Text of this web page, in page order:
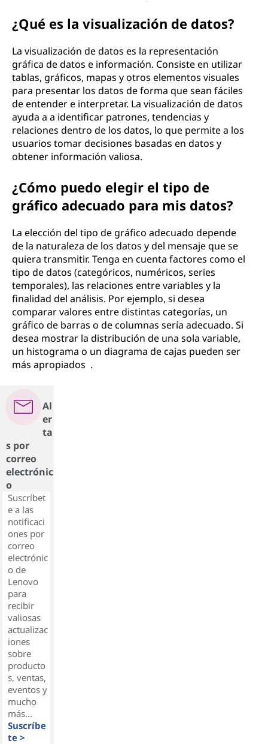
¿Qué es la visualización de datos?
La visualización de datos es la representación
gráfica de datos e información. Consiste en utilizar
tablas, gráficos, mapas y otros elementos visuales
para presentar los datos de forma que sean fáciles
de entender e interpretar. La visualización de datos
ayuda a a identificar patrones, tendencias y
relaciones dentro de los datos, lo que permite a los
usuarios tomar decisiones basadas en datos y
obtener información valiosa.
¿Cómo puedo elegir el tipo de
gráfico adecuado para mis datos?
La elección del tipo de gráfico adecuado depende
de la naturaleza de los datos y del mensaje que se
quiera transmitir. Tenga en cuenta factores como el
tipo de datos (categóricos, numéricos, series
temporales), las relaciones entre variables y la
finalidad del análisis. Por ejemplo, si desea
comparar valores entre distintas categorías, un
gráfico de barras o de columnas sería adecuado. Si
desea mostrar la distribución de una sola variable,
un histograma o un diagrama de cajas pueden ser
más apropiados .
Al
er
ta
s por
correo
electrónic
o
Suscríbet
e a las
notificaci
ones por
correo
electrónic
o de
Lenovo
para
recibir
valiosas
actualizac
iones
sobre
producto
s, ventas,
eventos y
mucho
más...
Suscríbe
te >